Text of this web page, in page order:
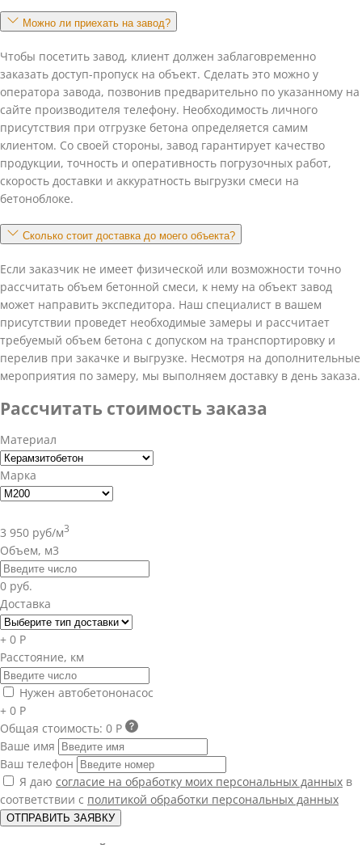
Можно ли приехать на завод?
Чтобы посетить завод, клиент должен заблаговременно
заказать доступ-пропуск на объект. Сделать это можно у
оператора завода, позвонив предварительно по указанному на
сайте производителя телефону. Необходимость личного
присутствия при отгрузке бетона определяется самим
клиентом. Со своей стороны, завод гарантирует качество
продукции, точность и оперативность погрузочных работ,
скорость доставки и аккуратность выгрузки смеси на
бетоноблоке.
Сколько стоит доставка до моего объекта?
Если заказчик не имеет физической или возможности точно
рассчитать объем бетонной смеси, к нему на объект завод
может направить экспедитора. Наш специалист в вашем
присутствии проведет необходимые замеры и рассчитает
требуемый объем бетона с допуском на транспортировку и
перелив при закачке и выгрузке. Несмотря на дополнительные
мероприятия по замеру, мы выполняем доставку в день заказа.
Рассчитать стоимость заказа
Материал
Марка
3 950 руб/м3
Объем, м3
0 руб.
Доставка
+ 0 Р
Расстояние, км
Нужен автобетононасос
+ 0 Р
Общая стоимость: 0 Р
Ваше имя
Ваш телефон
Я даю согласие на обработку моих персональных данных в
соответствии с политикой обработки персональных данных
ОТПРАВИТЬ ЗАЯВКУ